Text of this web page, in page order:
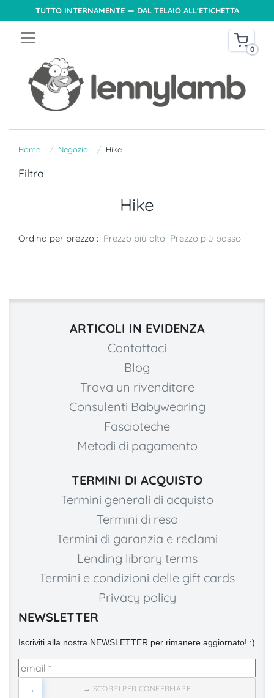
TUTTO INTERNAMENTE — DAL TELAIO ALL'ETICHETTA
0
Home Negozio Hike
Filtra
Hike
Ordina per prezzo : Prezzo più alto Prezzo più basso
ARTICOLI IN EVIDENZA
Contattaci
Blog
Trova un rivenditore
Consulenti Babywearing
Fascioteche
Metodi di pagamento
TERMINI DI ACQUISTO
Termini generali di acquisto
Termini di reso
Termini di garanzia e reclami
Lending library terms
Termini e condizioni delle gift cards
Privacy policy
NEWSLETTER
Iscriviti alla nostra NEWSLETTER per rimanere aggiornato! :)
→ SCORRI PER CONFERMARE
→